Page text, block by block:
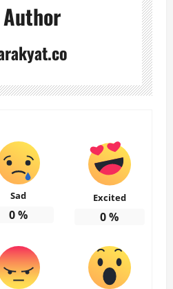
Sad
0%
Excited
0%